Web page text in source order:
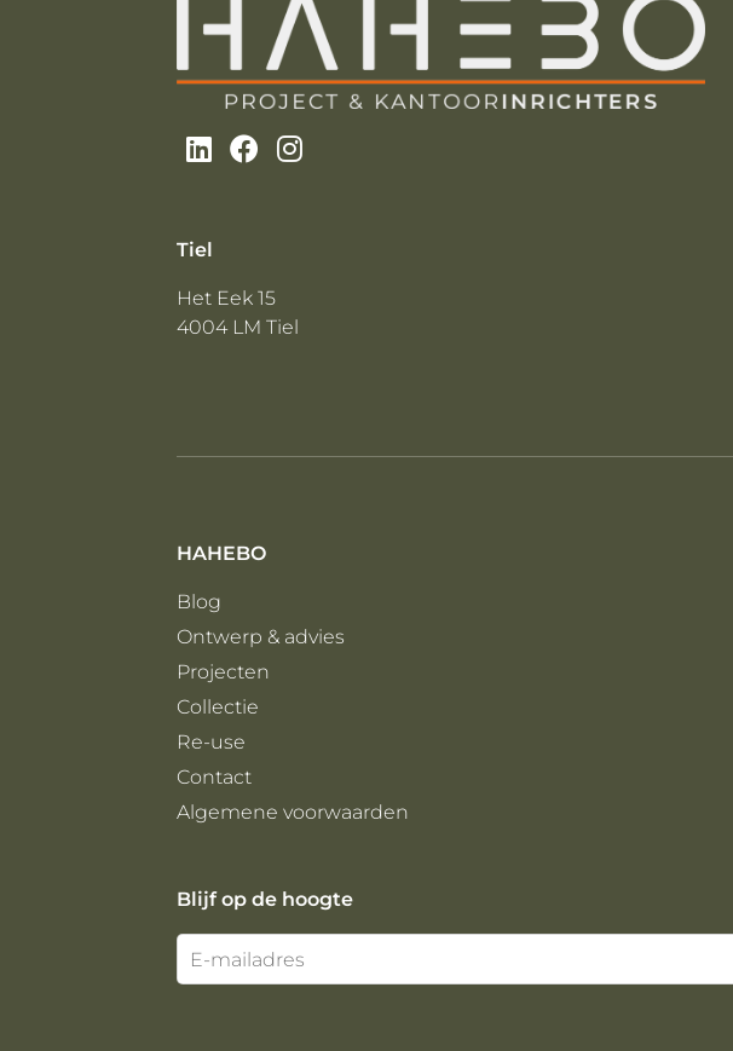
Tiel
Het Eek 15
4004 LM Tiel
HAHEBO
Blog
Ontwerp & advies
Projecten
Collectie
Re-use
Contact
Algemene voorwaarden
Blijf op de hoogte